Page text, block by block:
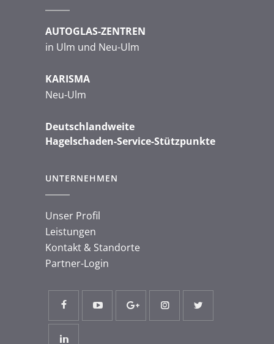
AUTOGLAS-ZENTREN
in Ulm und Neu-Ulm
KARISMA
Neu-Ulm
Deutschlandweite
Hagelschaden-Service-Stützpunkte
UNTERNEHMEN
Unser Profil
Leistungen
Kontakt & Standorte
Partner-Login